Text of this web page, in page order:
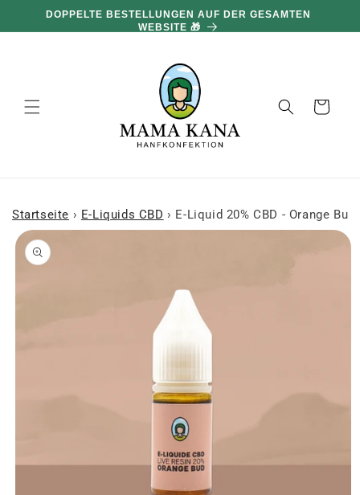
und zumDOPPELTE BESTELLUNGEN AUF DER GESAMTEN
WEBSITE 🎁
Warenkorb
Startseite › E-Liquids CBD › E-Liquid 20% CBD - Orange Bud